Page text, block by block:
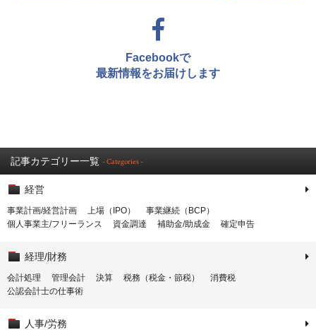
Facebookで
最新情報をお届けします
記事カテゴリー一覧 - Categories -
経営
事業計画/経営計画 上場（IPO）
事業継続（BCP）
個人事業主/フリーランス
資金調達 補助金/助成金 確定申告
経理/財務
会計処理 管理会計 決算 税務（税金・節税）
消費税
公認会計士の仕事術
人事/労務